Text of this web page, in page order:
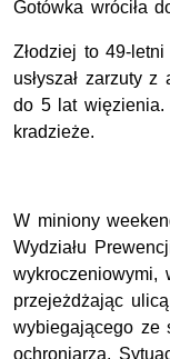
Gotówka wróciła
Złodziej to 49-
usłyszał zarzuty
do 5 lat więzienia.
kradzieże.
W miniony
Wydziału
wykroczeniowymi,
przejeżdżając
wybiegającego ze
ochroniarza.